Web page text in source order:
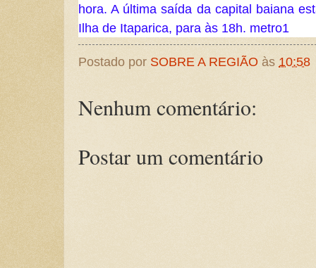
hora. A última saída da capital baiana
Ilha de Itaparica, para às 18h. metro1
Postado por SOBRE A REGIÃO às 10:58
Nenhum comentário:
Postar um comentário